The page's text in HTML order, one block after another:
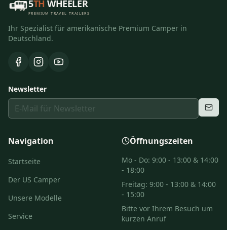
5TH WHEELER
PREMIUM TRAVEL TRAILERS
Ihr Spezialist für amerikanische Premium Camper in
Deutschland.
Newsletter
Navigation
Startseite
Der US Camper
Unsere Modelle
Service
Öffnungszeiten
Mo - Do: 9:00 - 13:00 & 14:00
- 18:00
Freitag: 9:00 - 13:00 & 14:00
- 15:00
Bitte vor Ihrem Besuch um
kurzen Anruf